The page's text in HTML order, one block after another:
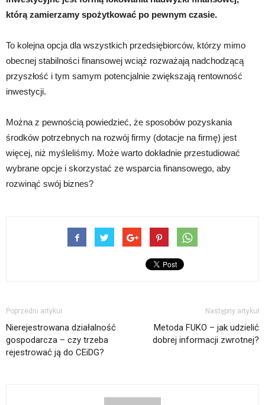
którą zamierzamy spożytkować po pewnym czasie.
To kolejna opcja dla wszystkich przedsiębiorców, którzy mimo
obecnej stabilności finansowej wciąż rozważają nadchodzącą
przyszłość i tym samym potencjalnie zwiększają rentowność
inwestycji.
Można z pewnością powiedzieć, że sposobów pozyskania
środków potrzebnych na rozwój firmy (dotacje na firmę) jest
więcej, niż myśleliśmy. Może warto dokładnie przestudiować
wybrane opcje i skorzystać ze wsparcia finansowego, aby
rozwinąć swój biznes?
Poprzedni artykuł
Nierejestrowana działalność
gospodarcza – czy trzeba
rejestrować ją do CEiDG?
Następny artykuł
Metoda FUKO – jak udzielić
dobrej informacji zwrotnej?